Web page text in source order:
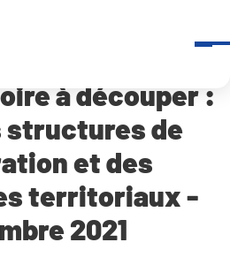
: Atlas des structures de
à découper :
structures de
et des
territoriaux -
2021